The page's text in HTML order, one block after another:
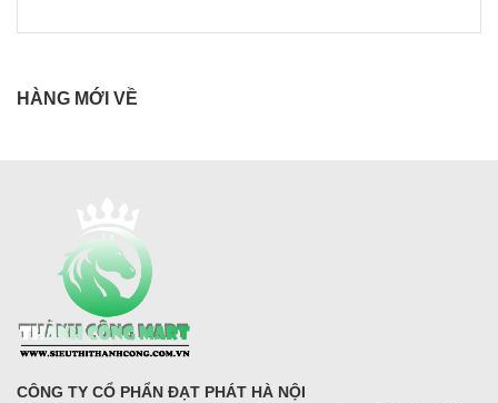
HÀNG MỚI VỀ
CÔNG TY CỔ PHẨN ĐẠT PHÁT HÀ NỘI